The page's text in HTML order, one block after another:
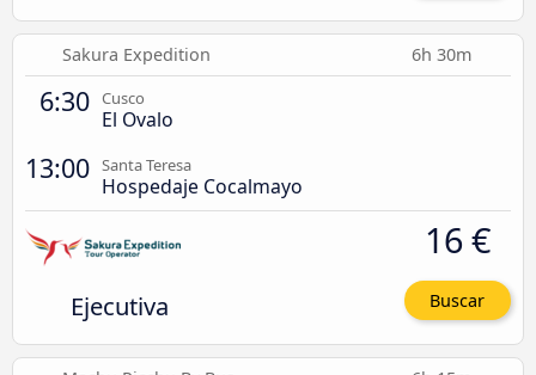
Sakura Expedition 6h 30m
6:30 Cusco
El Ovalo
13:00 Santa Teresa
Hospedaje Cocalmayo
Ejecutiva
16 €
Buscar